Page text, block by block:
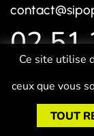
PRO
02 51
Ce site utilise
ceux que vous
TOUT